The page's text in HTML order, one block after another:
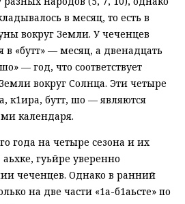
в месяц, то есть в
вокруг Земли. У чеченцев
«бутт» — месяц, а двенадцать
— год, что соответствует
вокруг Солнца. Эти четыре
к1ира, бутт, шо — являются
календаря.
года на четыре сезона и их
аьхке, гуьйре уверенно
чеченцев. Однако в ранний
на две части «1а-б1аьсте» по